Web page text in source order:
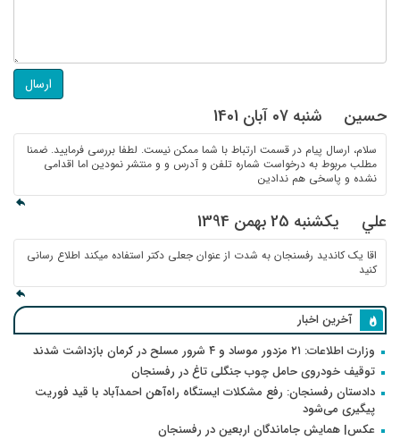
ارسال
حسین شنبه 07 آبان 1401
سلام، ارسال پیام در قسمت ارتباط با شما ممکن نیست. لطفا بررسی فرمایید. ضمنا
مطلب مربوط به درخواست شماره تلفن و آدرس و و منتشر نمودین اما اقدامی
نشده و پاسخی هم ندادین
علي یکشنبه 25 بهمن 1394
اقا یک کاندید رفسنجان به شدت از عنوان جعلی دکتر استفاده میکند اطلاع رسانی
کنید
آخرین اخبار
وزارت اطلاعات: ۲۱ مزدور موساد و ۴ شرور مسلح در کرمان بازداشت شدند
توقیف خودروی حامل چوب جنگلی تاغ در رفسنجان
دادستان رفسنجان: رفع مشکلات ایستگاه راه‌آهن احمدآباد با قید فوریت
پیگیری می‌شود
عکس| همایش جاماندگان اربعین در رفسنجان